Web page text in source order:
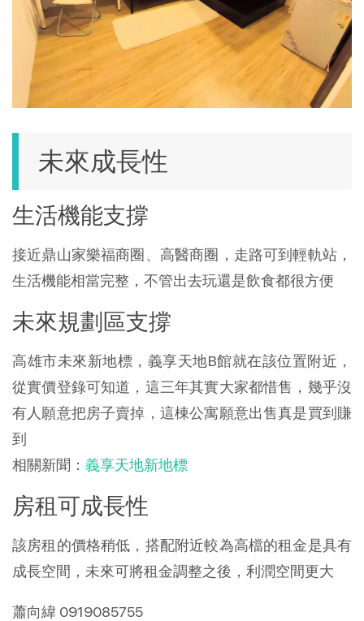
未來成長性
生活機能支撐
接近鼎山家樂福商圈、高醫商圈，走路可到輕軌站，
生活機能相當完整，不管出去玩還是飲食都很方便
未來規劃區支撐
高雄市未來新地標，義享天地B館就在該位置附近，
從實價登錄可知道，這三年其實大家都惜售，幾乎沒
有人願意把房子賣掉，這棟公寓願意出售真是買到賺
到
相關新聞： 義享天地新地標
房租可成長性
該房租的價格稍低，搭配附近較為高檔的租金是具有
成長空間，未來可將租金調整之後，利潤空間更大
蕭向緯 0919085755